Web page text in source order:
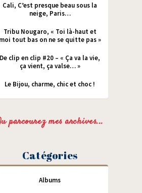
Cali, C’est presque beau sous la
neige, Paris…
Tribu Nougaro, « Toi là-haut et
moi tout bas on ne se quitte pas »
De clip en clip #20 – « Ça va la vie,
ça vient, ça valse… »
Le Bijou, charme, chic et choc !
parcourez mes archives...
Catégories
Albums